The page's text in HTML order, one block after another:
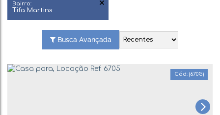
Bairro:
Tifa Martins
Busca Avançada
(6705)